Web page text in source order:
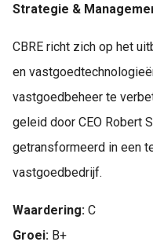
Strategie &
CBRE richt zich op het
en
vastgoedbeheer te
geleid door CEO Robert
getransformeerd in een
vastgoedbedrijf.
Waardering: C
Groei: B+